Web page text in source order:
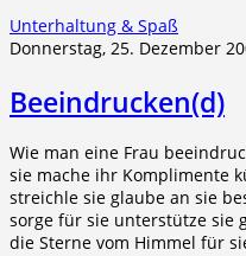
Unterhaltung & Spaß
Donnerstag, 25. Dezember
Beeindrucken(d)
Wie man eine Frau
sie mache ihr Komplimente
streichle sie glaube an sie
sorge für sie unterstütze sie
die Sterne vom Himmel für